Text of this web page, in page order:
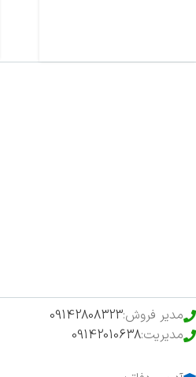
مدیر فروش:09142808323
مدیریت:09142010638